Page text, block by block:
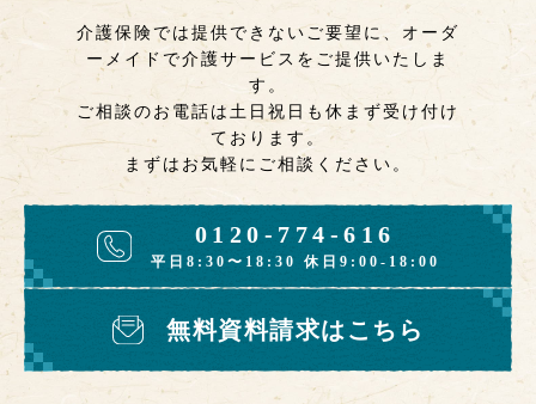
介護保険では提供できないご要望に、オーダ
ーメイドで介護サービスをご提供いたしま
す。
ご相談のお電話は土日祝日も休まず受け付け
ております。
まずはお気軽にご相談ください。
0120-774-616
平日8:30〜18:30 休日9:00-18:00
無料資料請求はこちら